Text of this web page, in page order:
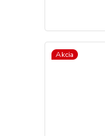
Akcia